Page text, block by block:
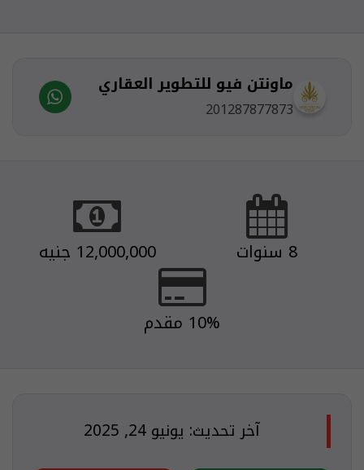
ماونتن فيو للتطوير العقاري
201287877873
8 سنوات 12,000,000 جنيه
10% مقدم
آخر تحديث: يونيو 24, 2025